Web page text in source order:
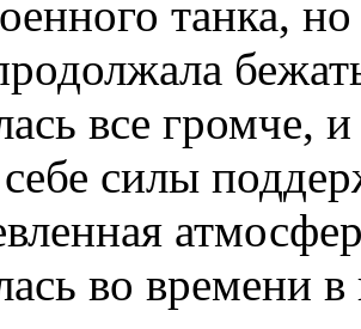
танка,
все громче,
силы
во времени